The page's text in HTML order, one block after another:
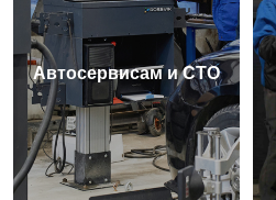
Автосервисам и СТО